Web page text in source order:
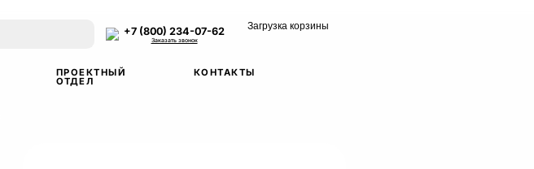
+7 (800) 234-07-62
Заказать звонок
Загрузка корзины
ПРОЕКТНЫЙ
ОТДЕЛ
КОНТАКТЫ